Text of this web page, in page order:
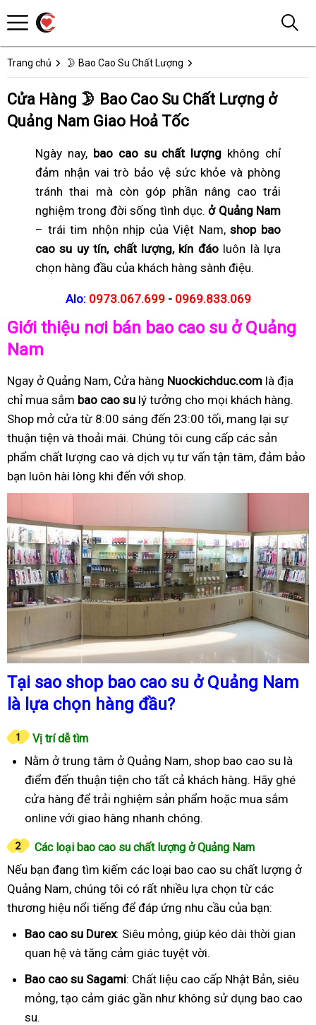
Trang chủ 🌛 Bao Cao Su Chất Lượng
Cửa Hàng 🌛 Bao Cao Su Chất Lượng ở
Quảng Nam Giao Hoả Tốc
Ngày nay, bao cao su chất lượng không chỉ
đảm nhận vai trò bảo vệ sức khỏe và phòng
tránh thai mà còn góp phần nâng cao trải
nghiệm trong đời sống tình dục. ở Quảng Nam
– trái tim nhộn nhịp của Việt Nam,shop bao
cao su uy tín, chất lượng, kín đáoluôn là lựa
chọn hàng đầu của khách hàng sành điệu.
Alo: 0973.067.699 - 0969.833.069
Giới thiệu nơi bán bao cao su ở Quảng
Nam
Ngay ở Quảng Nam, Cửa hàng Nuockichduc.com là địa
chỉ mua sắm bao cao su lý tưởng cho mọi khách hàng.
Shop mở cửa từ 8:00 sáng đến 23:00 tối, mang lại sự
thuận tiện và thoải mái. Chúng tôi cung cấp các sản
phẩm chất lượng cao và dịch vụ tư vấn tận tâm, đảm bảo
bạn luôn hài lòng khi đến với shop.
Tại sao shop bao cao su ở Quảng Nam
là lựa chọn hàng đầu?
Vị trí dễ tìm
Nằm ở trung tâm ở Quảng Nam, shop bao cao su là
điểm đến thuận tiện cho tất cả khách hàng. Hãy ghé
cửa hàng để trải nghiệm sản phẩm hoặc mua sắm
online với giao hàng nhanh chóng.
Các loại bao cao su chất lượng ở Quảng Nam
Nếu bạn đang tìm kiếm các loại bao cao su chất lượng ở
Quảng Nam, chúng tôi có rất nhiều lựa chọn từ các
thương hiệu nổi tiếng để đáp ứng nhu cầu của bạn:
Bao cao su Durex: Siêu mỏng, giúp kéo dài thời gian
quan hệ và tăng cảm giác tuyệt vời.
Bao cao su Sagami: Chất liệu cao cấp Nhật Bản, siêu
mỏng, tạo cảm giác gần như không sử dụng bao cao
su.